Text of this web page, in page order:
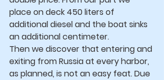
place on deck 450 liters of
additional diesel and the boat sinks
an additional centimeter.
Then we discover that entering and
exiting from Russia at every harbor,
as planned, is not an easy feat. Due